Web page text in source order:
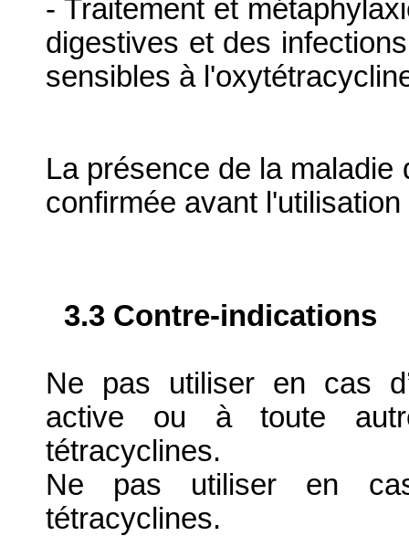
- Traitement et
digestives et des
sensibles à
La présence de la
confirmée avant
3.3 Contre-indications
Ne pas utiliser en cas
active ou à toute
tétracyclines.
Ne pas utiliser en
tétracyclines.